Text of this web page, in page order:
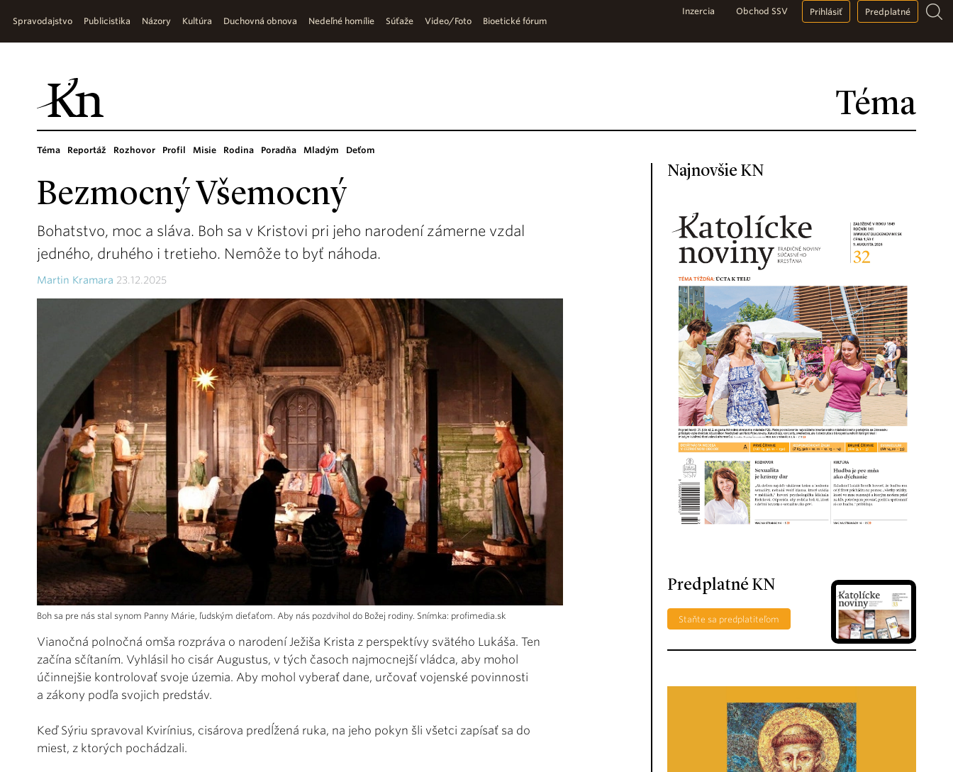
Téma
Spravodajstvo Publicistika Názory Kultúra Duchovná obnova Nedeľné homílie Súťaže Video/Foto Bioetické fórum
Inzercia Obchod SSV Prihlásiť Predplatné
Téma Reportáž Rozhovor Profil Misie Rodina Poradňa Mladým Deťom
Bezmocný Všemocný
Bohatstvo, moc a sláva. Boh sa v Kristovi pri jeho narodení zámerne vzdal
jedného, druhého i tretieho. Nemôže to byť náhoda.
Martin Kramara 23.12.2025
Boh sa pre nás stal synom Panny Márie, ľudským dieťaťom. Aby nás pozdvihol do Božej rodiny. Snímka: profimedia.sk
Vianočná polnočná omša rozpráva o narodení Ježiša Krista z perspektívy svätého Lukáša. Ten
začína sčítaním. Vyhlásil ho cisár Augustus, v tých časoch najmocnejší vládca, aby mohol
účinnejšie kontrolovať svoje územia. Aby mohol vyberať dane, určovať vojenské povinnosti
a zákony podľa svojich predstáv.
Keď Sýriu spravoval Kvirínius, cisárova predĺžená ruka, na jeho pokyn šli všetci zapísať sa do
miest, z ktorých pochádzali.
Najnovšie KN
Predplatné KN
Staňte sa predplatiteľom